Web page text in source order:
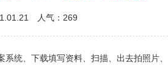
人气： 269
统、下载填写资料、扫描、出去拍照片、